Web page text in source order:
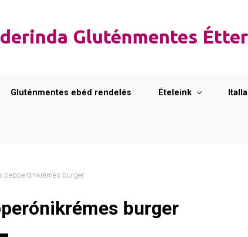
Gluténmentes
Gluténmentes ebéd rendelés Ételeink
pepperónikrémes burger
burger